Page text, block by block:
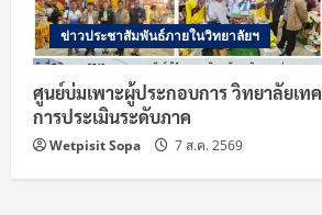
ข่าวประชาสัมพันธ์ภายในวิทยาลัยฯ
ศูนย์บ่มเพาะผู้ประกอบการ วิทยาลัยเท
การประเมินระดับภาค
Wetpisit Sopa 7 ส.ค. 2569